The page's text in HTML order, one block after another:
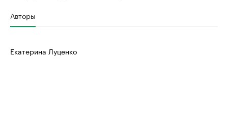
Авторы
Екатерина Луценко